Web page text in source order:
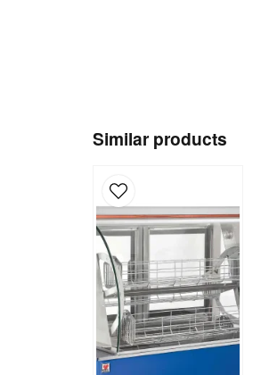
Similar products